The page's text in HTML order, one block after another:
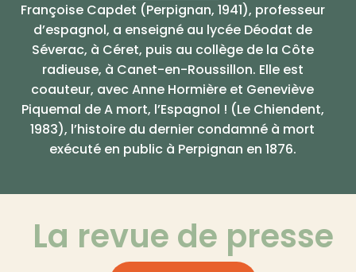
Françoise Capdet (Perpignan, 1941), professeur
d’espagnol, a enseigné au lycée Déodat de
Séverac, à Céret, puis au collège de la Côte
radieuse, à Canet-en-Roussillon. Elle est
coauteur, avec Anne Hormière et Geneviève
Piquemal de A mort, l’Espagnol ! (Le Chiendent,
1983), l’histoire du dernier condamné à mort
exécuté en public à Perpignan en 1876.
La revue de presse